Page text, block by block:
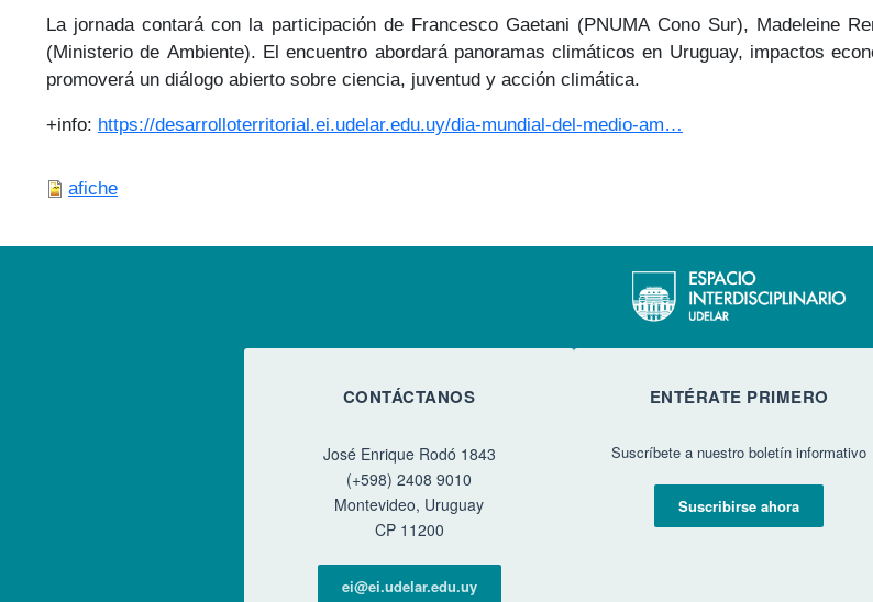
La jornada contará con la participación de Francesco Gaetani (PNUMA Cono Sur), Madeleine
(Ministerio de Ambiente). El encuentro abordará panoramas climáticos en Uruguay, impactos
promoverá un diálogo abierto sobre ciencia, juventud y acción climática.
+info: https://desarrolloterritorial.ei.udelar.edu.uy/dia-mundial-del-medio-am…
afiche
CONTÁCTANOS
José Enrique Rodó 1843
(+598) 2408 9010
Montevideo, Uruguay
CP 11200
ei@ei.udelar.edu.uy
ENTÉRATE PRIMERO
Suscríbete a nuestro boletín informativo
Suscribirse ahora